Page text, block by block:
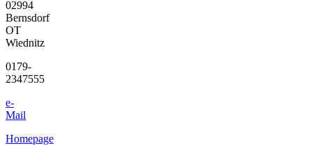
02994
Bernsdorf
OT
Wiednitz
0179-
2347555
e-
Mail
Homepage